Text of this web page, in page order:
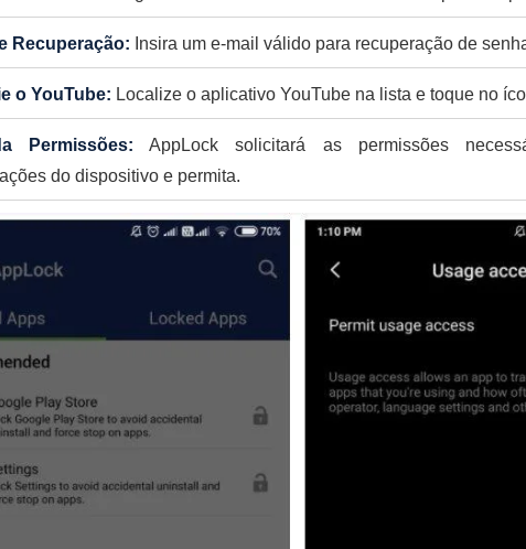
Recuperação: Insira um e-mail válido para recuperação de
o YouTube: Localize o aplicativo YouTube na lista e toque no
Permissões: AppLock solicitará as permissões
do dispositivo e permita.